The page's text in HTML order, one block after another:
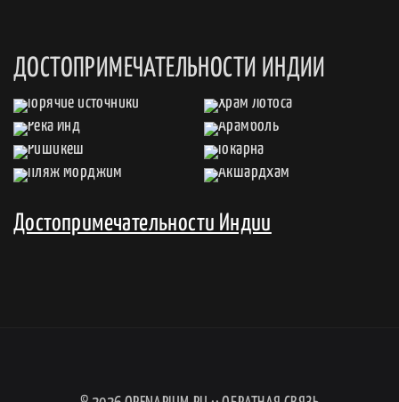
ДОСТОПРИМЕЧАТЕЛЬНОСТИ ИНДИИ
Достопримечательности Индии